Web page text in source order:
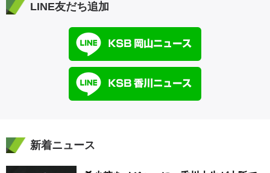
LINE友だち追加
新着ニュース